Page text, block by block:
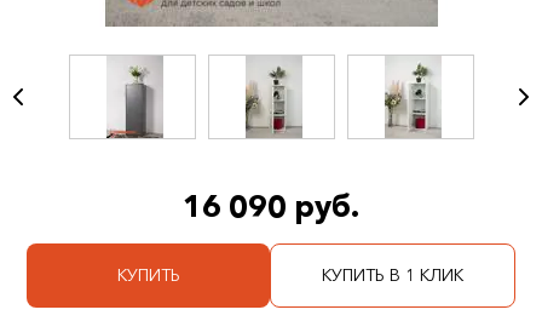
16 090 руб.
КУПИТЬ КУПИТЬ В 1 КЛИК